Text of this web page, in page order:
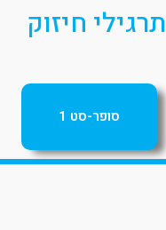
תרגילי חיזוק
סופר-סט 1